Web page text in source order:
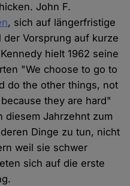
John F.
, sich auf längerfristige
Vorsprung auf kurze
hielt 1962 seine
"We choose to go to
do the other things, not
they are hard"
diesem Jahrzehnt zum
Dinge zu tun, nicht
weil sie schwer
sich auf die erste